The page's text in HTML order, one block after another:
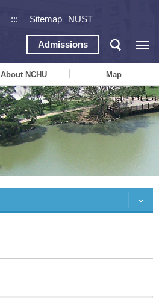
::: Sitemap NUST
Admissions
About NCHU Map